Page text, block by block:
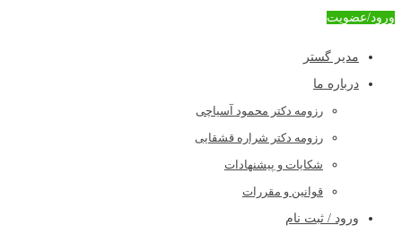
ورود/عضویت
مدیر گستر
درباره ما
رزومه دکتر محمود آسیاچی
رزومه دکتر شراره قشقایی
شکایات و پیشنهادات
قوانین و مقررات
ورود / ثبت نام